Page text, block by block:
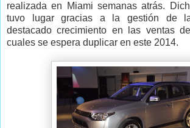
realizada en Miami semanas atrás.
tuvo lugar gracias a la gestión de
destacado crecimiento en las ventas
cuales se espera duplicar en este 2014.